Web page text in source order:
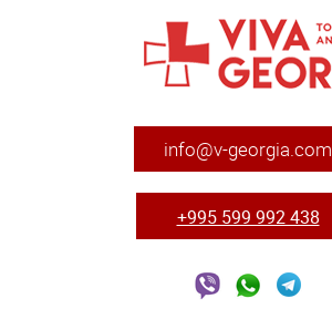
info@v-georgia.com
+995 599 992 438